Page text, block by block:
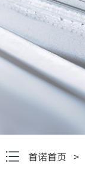
首诺首页 >